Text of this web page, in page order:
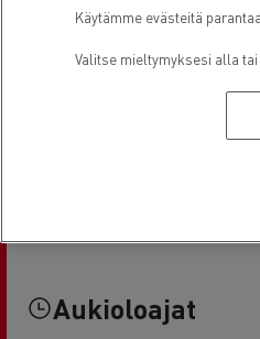
Aukioloajat
Käytämme evästeitä
Valitse mieltymyksesi alla tai